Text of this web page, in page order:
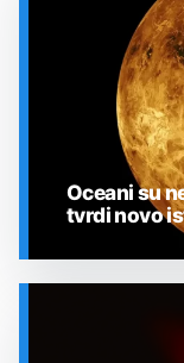
Oceani su
tvrdi novo